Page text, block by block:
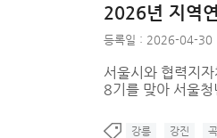
2026년 지역
등록일 : 2026-04-30
서울시와 협력지
8기를 맞아 서울
강릉 강진